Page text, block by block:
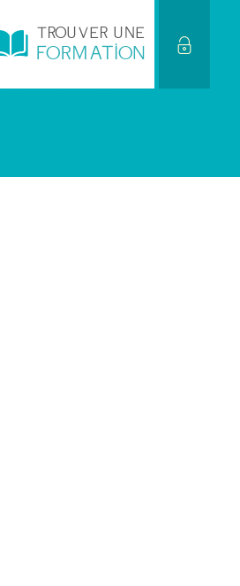
TROUVER UNE
FORMATION